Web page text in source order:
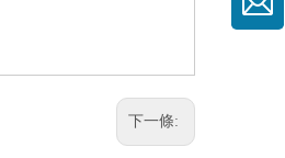
下一條: